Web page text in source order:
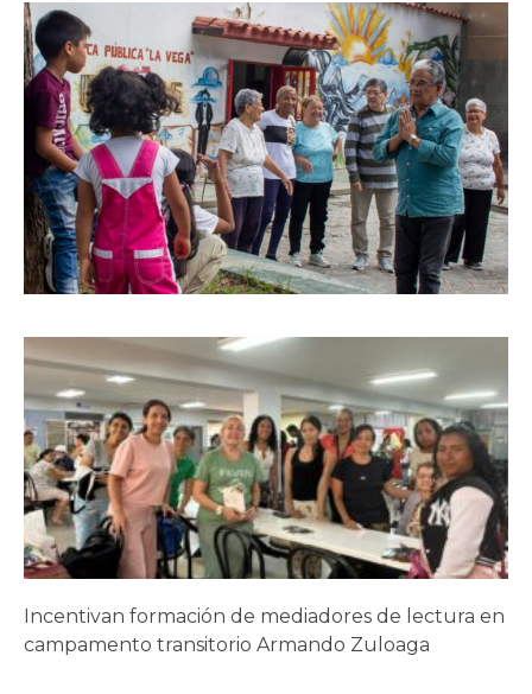
Incentivan formación de mediadores de lectura en
campamento transitorio Armando Zuloaga